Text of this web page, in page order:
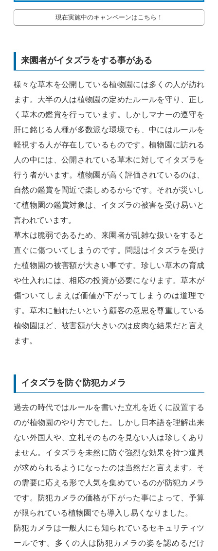
現在実施中のキャンペーンはこちら！
来園者がイタズラをする事がある
様々な草木を公開している植物園には多くの人が訪れ
ます。大半の人は植物園の定めたルールを守り、正し
く草木の鑑賞を行っています。しかしマナーの遵守を
肝に銘じる人種が多数派な環境でも、中にはルールを
軽視する人が存在しているものです。植物園に訪れる
人の中には、公開されている草木に対してイタズラを
行う者がいます。植物園が高く評価されているのは、
自然の鑑賞を間近で楽しめるからです。それが災いし
て植物園の鑑賞対象は、イタズラの被害を受け易いと
言われています。
草木は脆弱であるため、来園者が乱雑な扱いをすると
直ぐに傷ついてしまうのです。問題はイタズラを受け
た植物園の被害額が大きい事です。珍しい草木の育成
や仕入れには、相応の投資が必要になります。草木が
傷ついてしまえば価値が下がってしまうのは道理で
す。草木に触れたいという顧客の意思を尊重している
植物園ほど、被害額が大きいのは皮肉な結果だと言え
ます。
イタズラを防ぐ防犯カメラ
過去の時代ではルールを書いた立札を近くに設置する
のが植物園のやり方でした。しかし日本語を理解出来
ない外国人や、立札そのものを見ない人は珍しくあり
ません。イタズラを未然に防ぐ強烈な効果を持つ道具
が求められるようになったのは当然だと言えます。そ
の需要に応える形で人気を集めているのが防犯カメラ
です。防犯カメラの価格が下がった事によって、予算
が限られている植物園でも導入し易くなりました。
防犯カメラは一般人にも知られているセキュリティツ
ールです。多くの人は防犯カメラの姿を認めるだけ